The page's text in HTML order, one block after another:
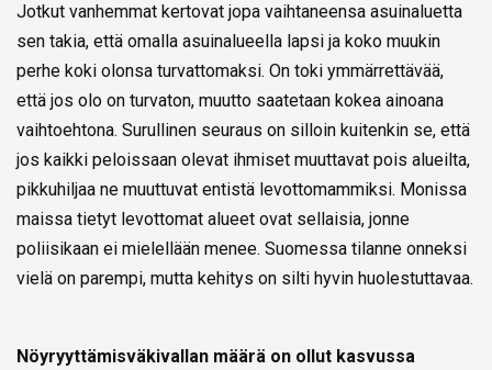
Jotkut vanhemmat kertovat jopa vaihtaneensa asuinaluetta
sen takia, että omalla asuinalueella lapsi ja koko muukin
perhe koki olonsa turvattomaksi. On toki ymmärrettävää,
että jos olo on turvaton, muutto saatetaan kokea ainoana
vaihtoehtona. Surullinen seuraus on silloin kuitenkin se, että
jos kaikki peloissaan olevat ihmiset muuttavat pois alueilta,
pikkuhiljaa ne muuttuvat entistä levottomammiksi. Monissa
maissa tietyt levottomat alueet ovat sellaisia, jonne
poliisikaan ei mielellään menee. Suomessa tilanne onneksi
vielä on parempi, mutta kehitys on silti hyvin huolestuttavaa.
Nöyryyttämisväkivallan määrä on ollut kasvussa